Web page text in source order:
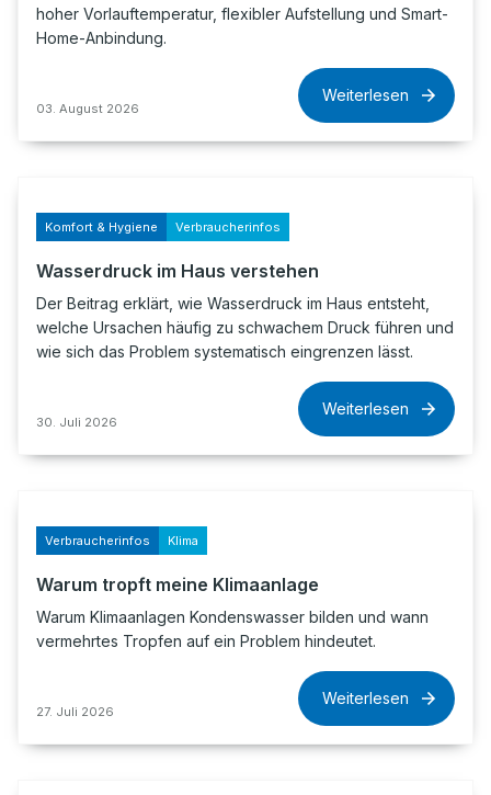
hoher Vorlauftemperatur, flexibler Aufstellung und Smart-
Home-Anbindung.
03. August 2026
Weiterlesen
Komfort & Hygiene Verbraucherinfos
Wasserdruck im Haus verstehen
Der Beitrag erklärt, wie Wasserdruck im Haus entsteht,
welche Ursachen häufig zu schwachem Druck führen und
wie sich das Problem systematisch eingrenzen lässt.
30. Juli 2026
Weiterlesen
Verbraucherinfos Klima
Warum tropft meine Klimaanlage
Warum Klimaanlagen Kondenswasser bilden und wann
vermehrtes Tropfen auf ein Problem hindeutet.
27. Juli 2026
Weiterlesen